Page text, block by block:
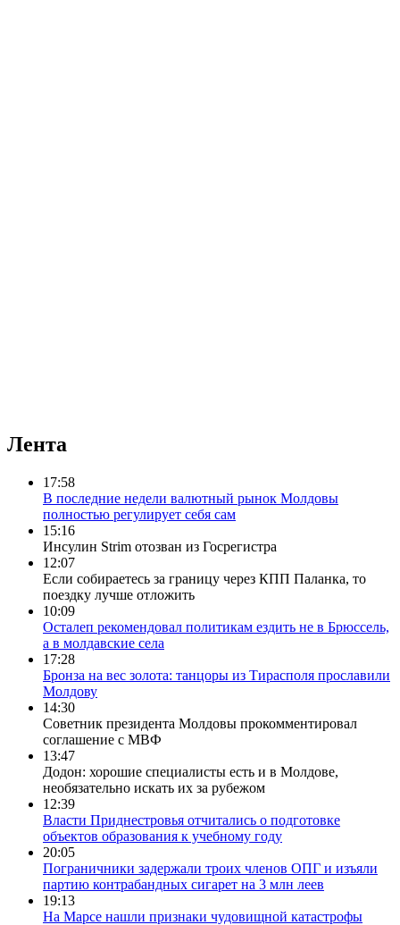
Лента
17:58
В последние недели валютный рынок Молдовы
полностью регулирует себя сам
15:16
Инсулин Strim отозван из Госрегистра
12:07
Если собираетесь за границу через КПП Паланка, то
поездку лучше отложить
10:09
Осталеп рекомендовал политикам ездить не в Брюссель,
а в молдавские села
17:28
Бронза на вес золота: танцоры из Тирасполя прославили
Молдову
14:30
Советник президента Молдовы прокомментировал
соглашение с МВФ
13:47
Додон: хорошие специалисты есть и в Молдове,
необязательно искать их за рубежом
12:39
Власти Приднестровья отчитались о подготовке
объектов образования к учебному году
20:05
Пограничники задержали троих членов ОПГ и изъяли
партию контрабандных сигарет на 3 млн леев
19:13
На Марсе нашли признаки чудовищной катастрофы